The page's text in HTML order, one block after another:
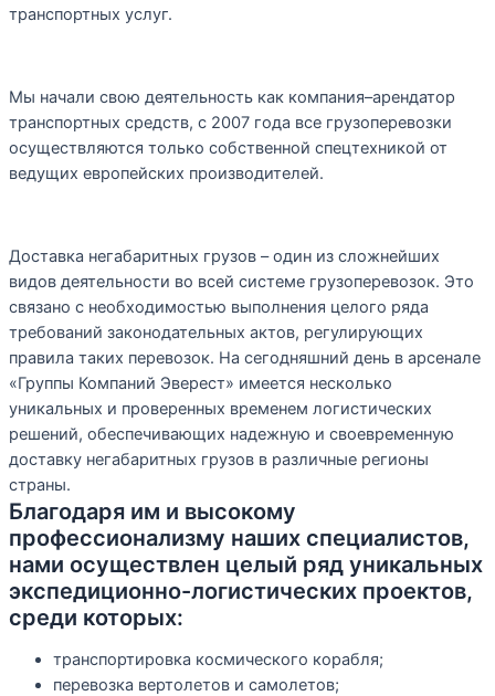
транспортных услуг.
Мы начали свою деятельность как компания–арендатор
транспортных средств, с 2007 года все грузоперевозки
осуществляются только собственной спецтехникой от
ведущих европейских производителей.
Доставка негабаритных грузов – один из сложнейших
видов деятельности во всей системе грузоперевозок. Это
связано с необходимостью выполнения целого ряда
требований законодательных актов, регулирующих
правила таких перевозок. На сегодняшний день в арсенале
«Группы Компаний Эверест» имеется несколько
уникальных и проверенных временем логистических
решений, обеспечивающих надежную и своевременную
доставку негабаритных грузов в различные регионы
страны.
Благодаря им и высокому
профессионализму наших специалистов,
нами осуществлен целый ряд уникальных
экспедиционно-логистических проектов,
среди которых:
транспортировка космического корабля;
перевозка вертолетов и самолетов;